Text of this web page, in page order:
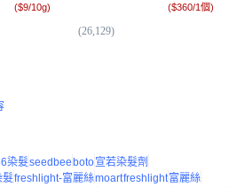
($9/10g)
(26,129)
($360/1個)
染髮seedbee boto宣若染髮劑
髮freshlight-富麗絲moartfreshlight富麗絲